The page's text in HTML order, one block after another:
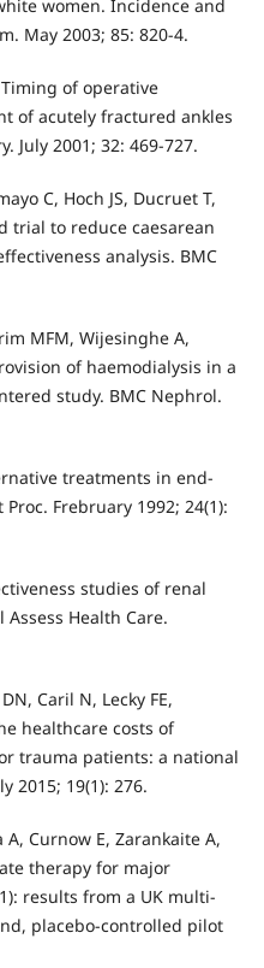
women. Incidence and
May 2003; 85: 820-4.
Timing of operative
of acutely fractured ankles
July 2001; 32: 469-727.
C, Hoch JS, Ducruet T,
trial to reduce caesarean
analysis. BMC
MFM, Wijesinghe A,
of haemodialysis in a
study. BMC Nephrol.
treatments in end-
Frebruary 1992; 24(1):
studies of renal
Health Care.
Caril N, Lecky FE,
healthcare costs of
trauma patients: a national
2015; 19(1): 276.
Curnow E, Zarankaite A,
therapy for major
results from a UK multi-
placebo-controlled pilot